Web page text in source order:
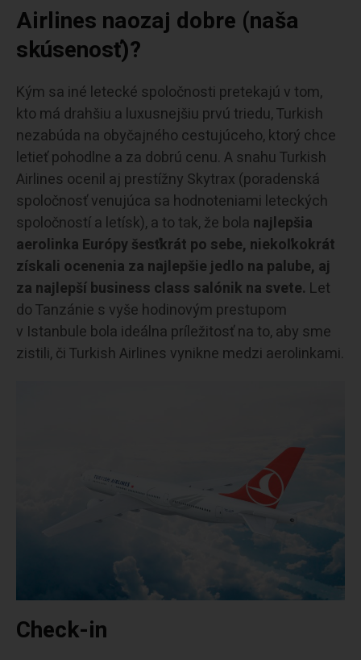
Airlines naozaj dobre (naša
skúsenosť)?
Kým sa iné letecké spoločnosti pretekajú v tom,
kto má drahšiu a luxusnejšiu prvú triedu, Turkish
nezabúda na obyčajného cestujúceho, ktorý chce
letieť pohodlne a za dobrú cenu. A snahu Turkish
Airlines ocenil aj prestížny Skytrax (poradenská
spoločnosť venujúca sa hodnoteniami leteckých
spoločností a letísk), a to tak, že bola najlepšia
aerolinka Európy šesťkrát po sebe, niekoľkokrát
získali ocenenia za najlepšie jedlo na palube, aj
za najlepší business class salónik na svete. Let
do Tanzánie s vyše hodinovým prestupom
v Istanbule bola ideálna príležitosť na to, aby sme
zistili, či Turkish Airlines vynikne medzi aerolinkami.
Check-in